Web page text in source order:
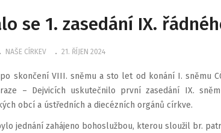
se 1. zasedání IX.
NAŠE CÍRKEV 21. ŘÍJEN 2024
skončení VIII. sněmu a sto let od konání I. sněmu
– Dejvicích uskutečnilo první zasedání IX.
obcí a ústředních a diecézních orgánů církve.
jednání zahájeno bohoslužbou, kterou sloužil br.